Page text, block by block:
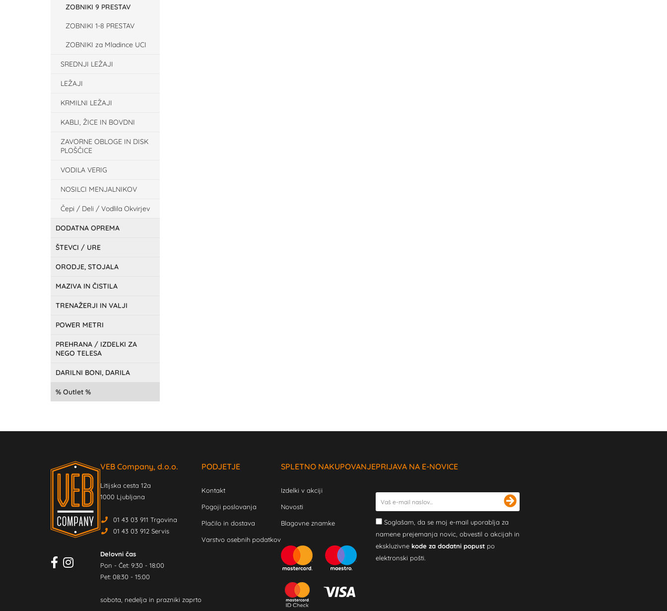
ZOBNIKI 9 PRESTAV
ZOBNIKI 1-8 PRESTAV
ZOBNIKI za Mladince UCI
SREDNJI LEŽAJI
LEŽAJI
KRMILNI LEŽAJI
KABLI, ŽICE IN BOVDNI
ZAVORNE OBLOGE IN DISK
PLOŠČICE
VODILA VERIG
NOSILCI MENJALNIKOV
Čepi / Deli / Vodlila Okvirjev
DODATNA OPREMA
ŠTEVCI / URE
ORODJE, STOJALA
MAZIVA IN ČISTILA
TRENAŽERJI IN VALJI
POWER METRI
PREHRANA / IZDELKI ZA
NEGO TELESA
DARILNI BONI, DARILA
Outlet
VEB Company, d.o.o.
Litijska cesta 12a
1000 Ljubljana
01 43 03 911 Trgovina
01 43 03 912 Servis
Delovni čas
Pon - Čet: 9:30 - 18:00
Pet: 08:30 - 15:00
sobota, nedelja in prazniki zaprto
PODJETJE
Kontakt
Pogoji poslovanja
Plačilo in dostava
Varstvo osebnih podatkov
SPLETNO NAKUPOVANJE
Izdelki v akciji
Novosti
Blagovne znamke
PRIJAVA NA E-NOVICE
Soglašam, da se moj e-mail uporablja za
namene prejemanja novic, obvestil o akcijah in
ekskluzivne kode za dodatni popust po
elektronski pošti.